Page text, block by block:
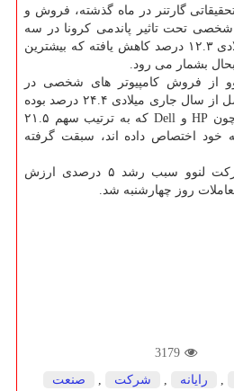
گارتنر در ماه گذشته، فروش و
تحت تاثیر پاندمی کرونا در سه
ماهه نخست سال جاری میلادی ۱۲.۳ درصد کاهش یافته که بیشترین
از فروش کامپیوتر های شخصی در
بازارهای جهانی در اولین فصل از سال جاری میلادی ۲۴.۴ درصد بوده
که از رقبای دیرینه خود همچون HP و Dell که به ترتیب سهم ۲۱.۵
را به خود اختصاص داده اند، سبقت گرفته
عملکرد بالاتر از انتظار شرکت لنوو سبب رشد ۵ درصدی ارزش
روز چهارشنبه شد.
3179
رایانه شركت صنعت